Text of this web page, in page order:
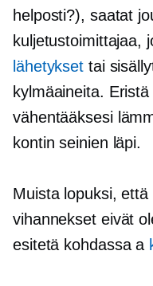
helposti?), saatat
kuljetustoimittajaa,
lähetykset tai
kylmäaineita.
vähentääksesi
kontin seinien läpi.
Muista lopuksi,
vihannekset eivät
esitetä kohdassa a